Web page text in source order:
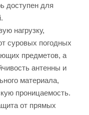
доступен для
нагрузку,
суровых погодных
предметов, а
антенны и
материала,
проницаемость.
от прямых